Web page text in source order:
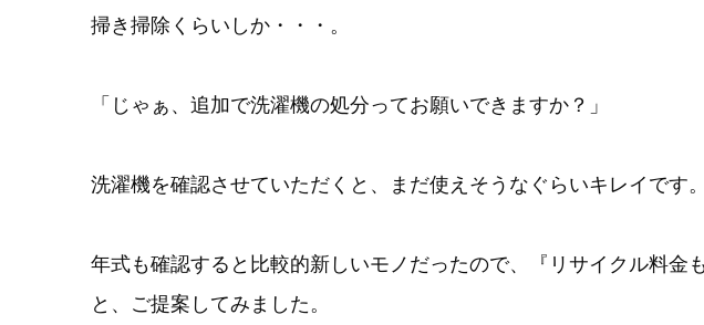
掃き掃除くらいしか・・・。
「じゃぁ、追加で洗濯機の処分ってお願いできますか？」
洗濯機を確認させていただくと、まだ使えそうなぐらいキレイです。
年式も確認すると比較的新しいモノだったので、『リサイクル料金
と、ご提案してみました。